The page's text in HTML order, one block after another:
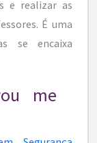
e realizar as
É uma
se encaixa
me